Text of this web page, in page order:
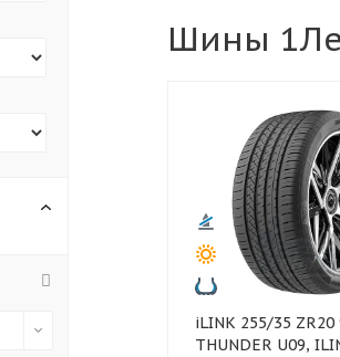
30 35 40
Шины
iLINK 255/35 ZR20 97W XL
THUNDER U09,